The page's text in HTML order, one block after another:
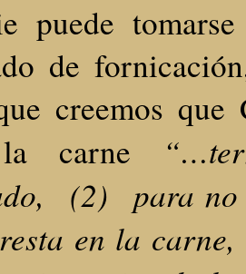
puede
de
creemos
carne
(2) para no
en la